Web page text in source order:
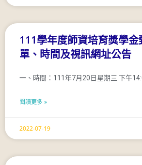
111學年度師資培育獎學金
單、時間及視訊網址公告
一、時間：111年7月20日星期三 下午
閱讀更多 »
2022-07-19